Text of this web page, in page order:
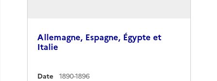
Allemagne, Espagne, Égypte et
Italie
Date
1890-1896